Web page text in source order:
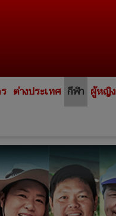
ต่างประเทศ กีฬา ผู้หญิง